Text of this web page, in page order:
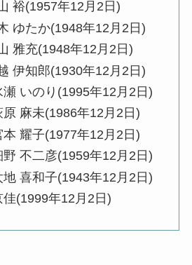
裕(1957年12月2日)
ゆたか(1948年12月2日)
雅充(1948年12月2日)
伊知郎(1930年12月2日)
瀬 いのり(1995年12月2日)
原 麻未(1986年12月2日)
本 耀子(1977年12月2日)
野 不二彦(1959年12月2日)
地 喜和子(1943年12月2日)
佳(1999年12月2日)